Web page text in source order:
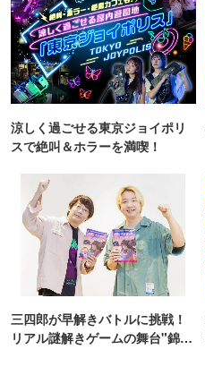
涼しく過ごせる東京ジョイポリ
スで絶叫＆ホラーを満喫！
三四郎が早解きバトルに挑戦！
リアル謎解きゲームの舞台"錦糸